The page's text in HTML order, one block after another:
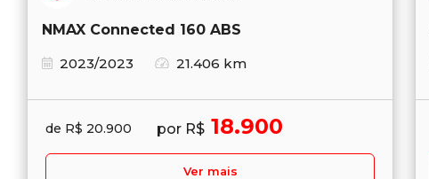
NMAX Connected 160 ABS
2023/2023
21.406 km
de R$ 20.900 por R$ 18.900
Ver mais